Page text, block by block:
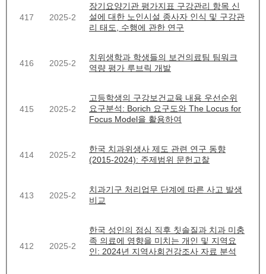
417 2025-2
장기요양기관 평가지표 구강관리 항목 신
설에 대한 노인시설 종사자 인식 및 구강관
리 태도, 수행에 관한 연구
416 2025-2
치위생학과 학생들의 보건의료팀 팀워크
역량 평가 루브릭 개발
415 2025-2
고등학생의 구강보건교육 내용 우선순위
요구분석: Borich 요구도와 The Locus for
Focus Model을 활용하여
414 2025-2
한국 치과위생사 제도 관련 연구 동향
(2015-2024): 주제범위 문헌고찰
413 2025-2
치과기구 처리업무 단계에 따른 사고 발생
비교
412 2025-2
한국 성인의 점심 직후 칫솔질과 치과 미충
족 의료에 영향을 미치는 개인 및 지역요
인: 2024년 지역사회건강조사 자료 분석